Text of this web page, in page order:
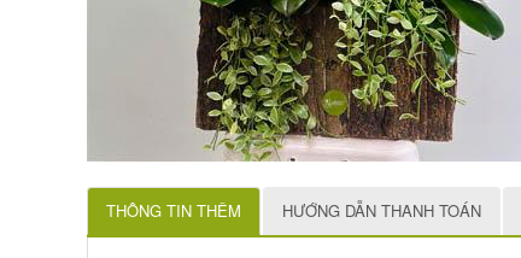
THÔNG TIN THÊM HƯỚNG DẪN THANH TOÁN